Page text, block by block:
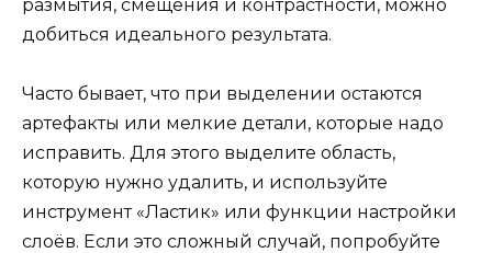
размытия, смещения и контрастности, можно
добиться идеального результата.
Часто бывает, что при выделении остаются
артефакты или мелкие детали, которые надо
исправить. Для этого выделите область,
которую нужно удалить, и используйте
инструмент «Ластик» или функции настройки
слоёв. Если это сложный случай, попробуйте